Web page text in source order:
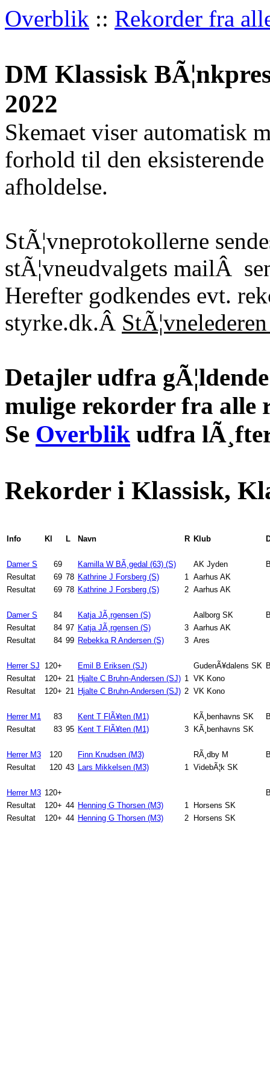
Overblik :: Rekorder fra
DM Klassisk
2022
Skemaet viser automatisk
forhold til den
afholdelse.
StÃ¦vneprotokollerne
stÃ¦vneudvalgets mailÂ
Herefter godkendes evt.
styrke.dk.Â
Detajler udfra
mulige rekorder fra alle
Se Overblik udfra
Rekorder i Klassisk,
Info Kl L Navn R Klub
Damer S 69 Kamilla W BÃ¸gedal (63) (S) AK Jyden
Resultat
69 78 Kathrine J Forsberg (S) 1 Aarhus AK
Resultat
69 78 Kathrine J Forsberg (S) 2 Aarhus AK
Damer S 84 Katja JÃ¸rgensen (S) Aalborg SK
Resultat
84 97 Katja JÃ¸rgensen (S) 3 Aarhus AK
Resultat
84 99 Rebekka R Andersen (S) 3 Ares
Herrer SJ 120+ Emil B Eriksen (SJ) GudenÃ¥dalens SK
Resultat
120+ 21 Hjalte C Bruhn-Andersen (SJ) 1 VK Kono
Resultat
120+ 21 Hjalte C Bruhn-Andersen (SJ) 2 VK Kono
Herrer M1 83 Kent T FlÃ¥ten (M1) KÃ¸benhavns SK
Resultat
83 95 Kent T FlÃ¥ten (M1) 3 KÃ¸benhavns SK
Herrer M3 120 Finn Knudsen (M3) RÃ¸dby M
Resultat
120 43 Lars Mikkelsen (M3) 1 VidebÃ¦k SK
Herrer M3 120+
Resultat
120+ 44 Henning G Thorsen (M3) 1
Horsens SK
Resultat
120+ 44 Henning G Thorsen (M3) 2 Horsens SK